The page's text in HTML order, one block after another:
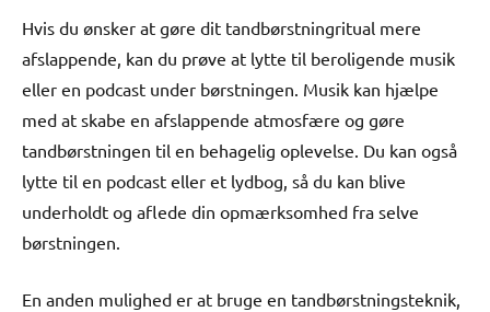
Hvis du ønsker at gøre dit tandbørstningritual mere
afslappende, kan du prøve at lytte til beroligende musik
eller en podcast under børstningen. Musik kan hjælpe
med at skabe en afslappende atmosfære og gøre
tandbørstningen til en behagelig oplevelse. Du kan også
lytte til en podcast eller et lydbog, så du kan blive
underholdt og aflede din opmærksomhed fra selve
børstningen.
En anden mulighed er at bruge en tandbørstningsteknik,